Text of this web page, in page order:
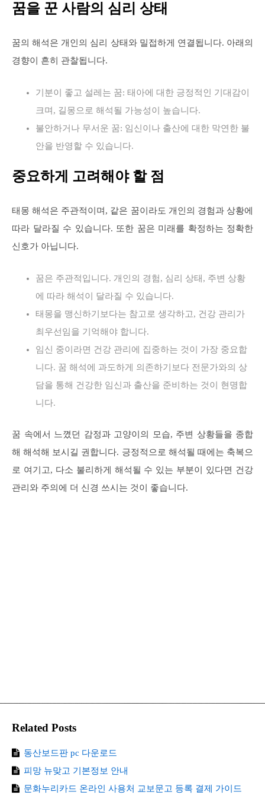
꿈을 꾼 사람의 심리 상태
꿈의 해석은 개인의 심리 상태와 밀접하게 연결됩니다. 아래의
경향이 흔히 관찰됩니다.
기분이 좋고 설레는 꿈: 태아에 대한 긍정적인 기대감이
크며, 길몽으로 해석될 가능성이 높습니다.
불안하거나 무서운 꿈: 임신이나 출산에 대한 막연한 불
안을 반영할 수 있습니다.
중요하게 고려해야 할 점
태몽 해석은 주관적이며, 같은 꿈이라도 개인의 경험과 상황에
따라 달라질 수 있습니다. 또한 꿈은 미래를 확정하는 정확한
신호가 아닙니다.
꿈은 주관적입니다. 개인의 경험, 심리 상태, 주변 상황
에 따라 해석이 달라질 수 있습니다.
태몽을 맹신하기보다는 참고로 생각하고, 건강 관리가
최우선임을 기억해야 합니다.
임신 중이라면 건강 관리에 집중하는 것이 가장 중요합
니다. 꿈 해석에 과도하게 의존하기보다 전문가와의 상
담을 통해 건강한 임신과 출산을 준비하는 것이 현명합
니다.
꿈 속에서 느꼈던 감정과 고양이의 모습, 주변 상황들을 종합
해 해석해 보시길 권합니다. 긍정적으로 해석될 때에는 축복으
로 여기고, 다소 불리하게 해석될 수 있는 부분이 있다면 건강
관리와 주의에 더 신경 쓰시는 것이 좋습니다.
Related Posts
동산보드판 pc 다운로드
피망 뉴맞고 기본정보 안내
문화누리카드 온라인 사용처 교보문고 등록 결제 가이드